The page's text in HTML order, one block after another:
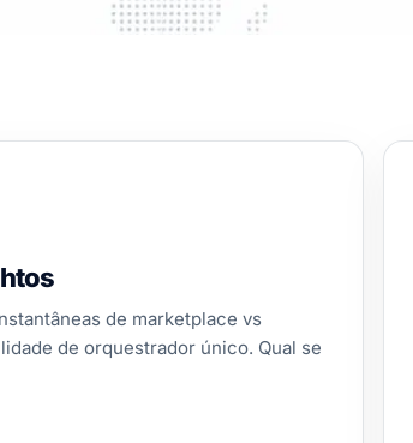
de marketplace vs
de orquestrador único. Qual se